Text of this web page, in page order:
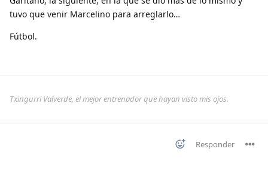
tuvo que venir Marcelino para arreglarlo…
Fútbol.
Txingurri Valverde, el mejor entrenador que hayan visto mis ojos.
Responder